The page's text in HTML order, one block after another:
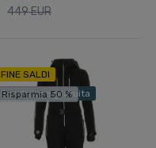
449 EUR
FINE SALDI
Spedizione gratuita
Risparmia 50 %